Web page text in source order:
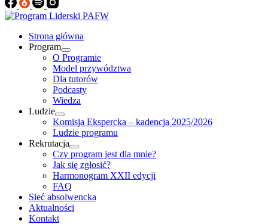
Strona główna
Program
O Programie
Model przywództwa
Dla tutorów
Podcasty
Wiedza
Ludzie
Komisja Ekspercka – kadencja 2025/2026
Ludzie programu
Rekrutacja
Czy program jest dla mnie?
Jak się zgłosić?
Harmonogram XXII edycji
FAQ
Sieć absolwencka
Aktualności
Kontakt